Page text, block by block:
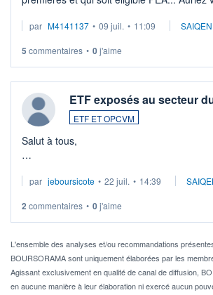
par M4141137 • 09 juil. • 11:09 SAIQEN
5 commentaires • 0j'aime
ETF exposés au secteur
ETF ET OPCVM
Salut à tous,
via un ETF plutôt que des actions
Idéalement, je voudrais qu'il soit éligible au
Pour l' ...
par jeboursicote • 22 juil. • 14:39
2 commentaires • 0j'aime
L'ensemble des analyses et/ou recommandations
BOURSORAMA sont uniquement élaborées par les
Agissant exclusivement en qualité de canal de diffusion,
en aucune manière à leur élaboration ni exercé aucun